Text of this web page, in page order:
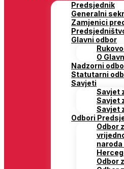
Predsjednik
Generalni
Zamjenici
Glavni odbor
O
Nadzorni
Statutarni
Savjeti
Savjet
Savjet
Savjet
Odbori
Odbor
Odbor